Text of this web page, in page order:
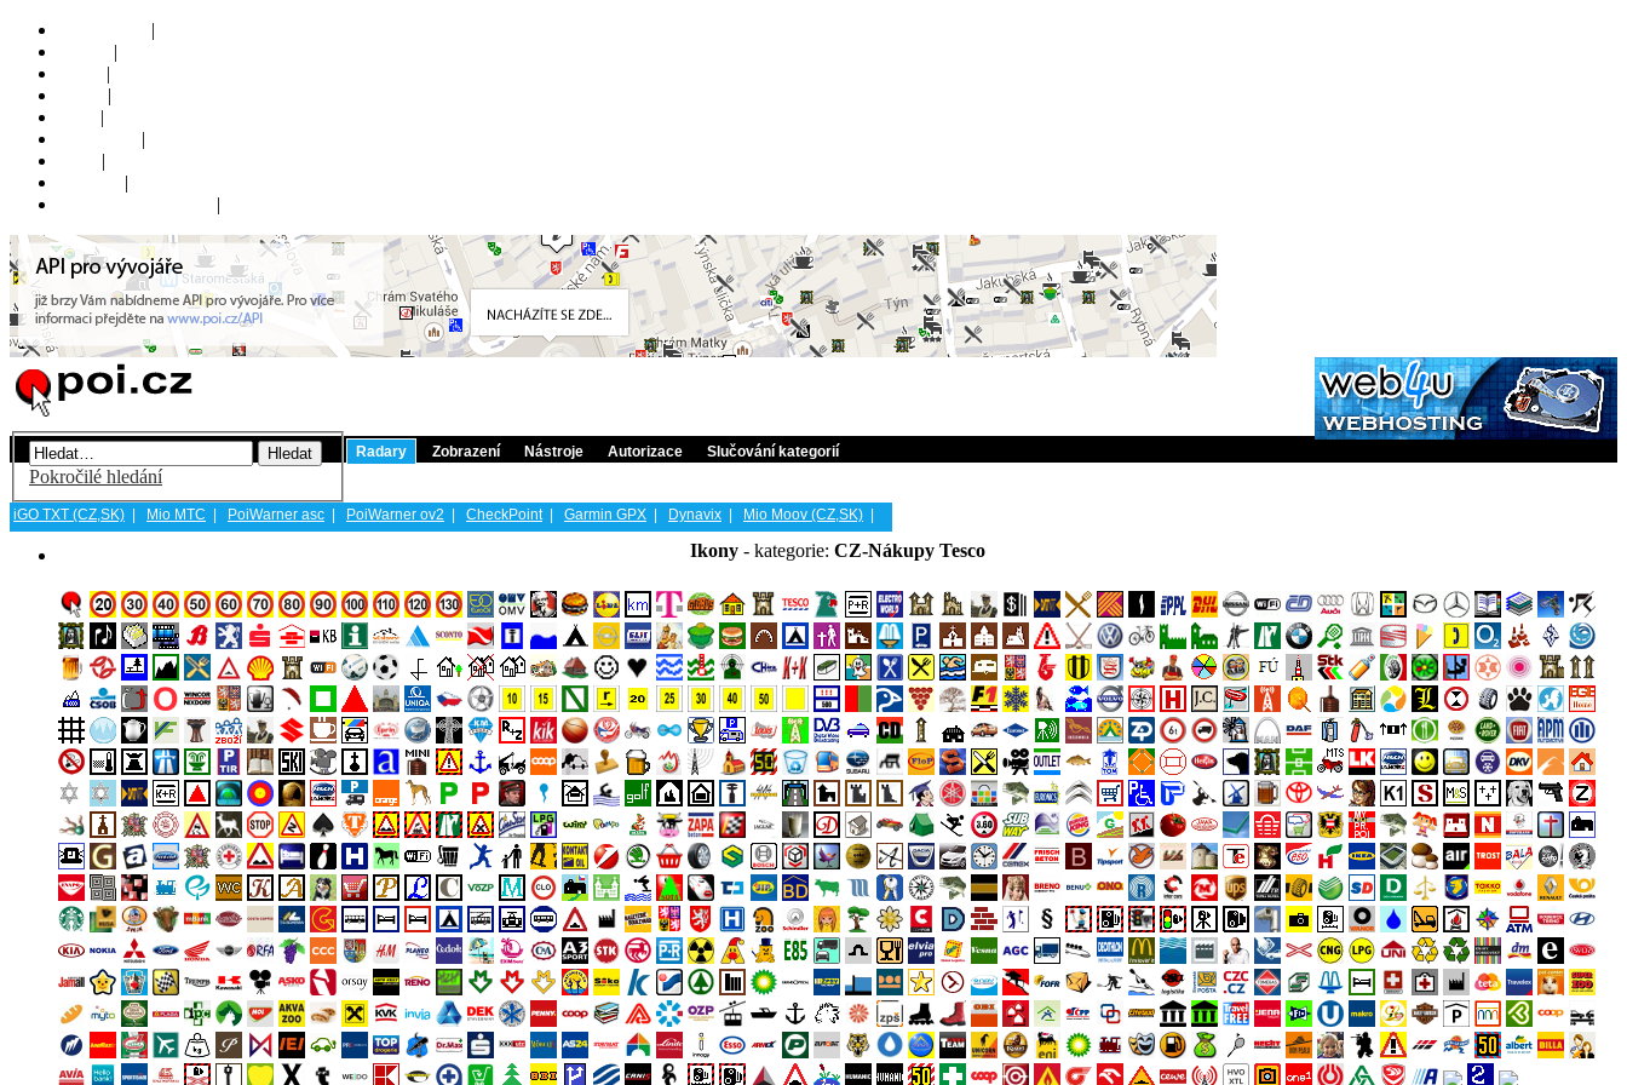
|
|
|
|
|
|
|
|
|
Pokročilé hledání
Radary Zobrazení Nástroje Autorizace Slučování kategorií
iGO TXT (CZ,SK) | Mio MTC | PoiWarner asc | PoiWarner ov2 | CheckPoint| Garmin GPX | Dynavix | Mio Moov (CZ,SK) |
Ikony - kategorie: CZ-Nákupy Tesco